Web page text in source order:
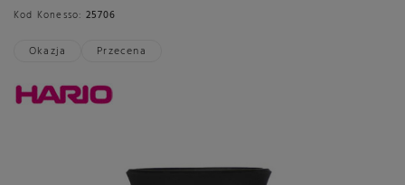
Okazja Przecena
Kod Konesso: 25706